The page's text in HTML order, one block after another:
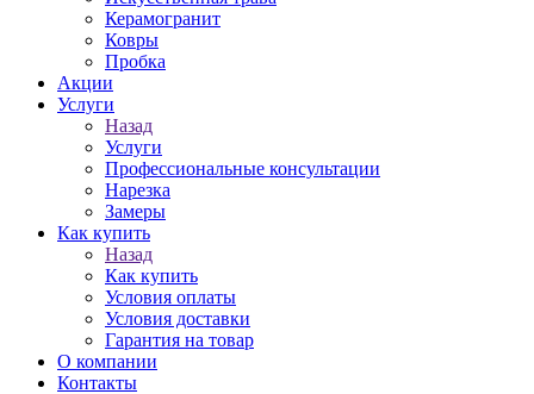
Керамогранит
Ковры
Пробка
Акции
Услуги
Назад
Услуги
Профессиональные консультации
Нарезка
Замеры
Как купить
Назад
Как купить
Условия оплаты
Условия доставки
Гарантия на товар
О компании
Контакты